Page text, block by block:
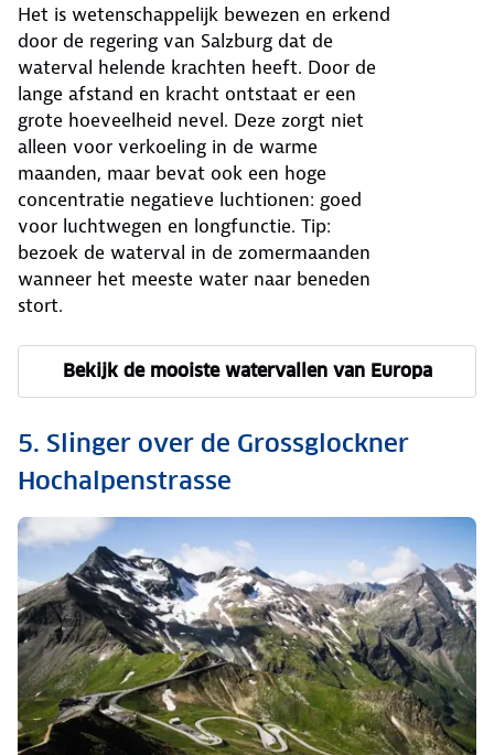
Het is wetenschappelijk bewezen en erkend
door de regering van Salzburg dat de
waterval helende krachten heeft. Door de
lange afstand en kracht ontstaat er een
grote hoeveelheid nevel. Deze zorgt niet
alleen voor verkoeling in de warme
maanden, maar bevat ook een hoge
concentratie negatieve luchtionen: goed
voor luchtwegen en longfunctie. Tip:
bezoek de waterval in de zomermaanden
wanneer het meeste water naar beneden
stort.
Bekijk de mooiste watervallen van Europa
5. Slinger over de Grossglockner
Hochalpenstrasse